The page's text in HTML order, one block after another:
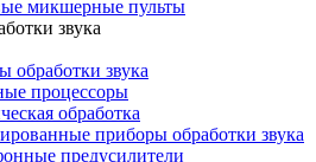
микшерные пульты
звука
обработки звука
процессоры
обработка
приборы обработки звука
предусилители